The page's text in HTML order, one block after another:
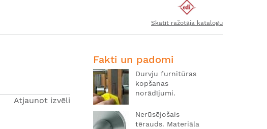
Skatīt ražotāja katalogu
Atjaunot izvēli
Fakti un padomi
Durvju furnitūras
kopšanas
norādījumi.
Nerūsējošais
tērauds. Materiāla